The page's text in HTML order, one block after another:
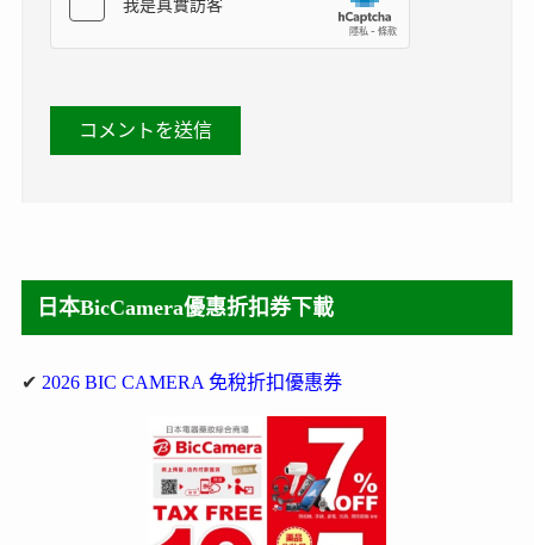
日本BicCamera優惠折扣券下載
✔ 2026 BIC CAMERA 免稅折扣優惠券